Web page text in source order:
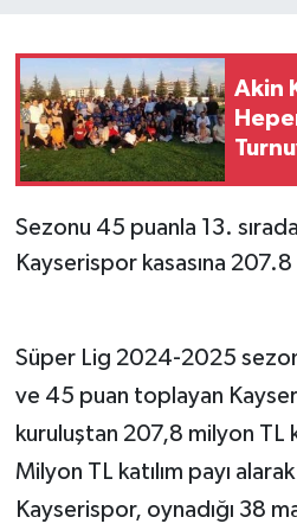
Akin
Sezonu 45 puanla 13.
Kayserispor kasasına
Süper Lig 2024-2025
ve 45 puan toplayan
kuruluştan 207,8 milyon TL
Milyon TL katılım payı
Kayserispor, oynadığı 38
Yaşam